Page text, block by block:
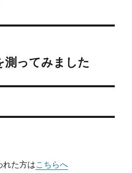
測ってみました
れた方はこちらへ